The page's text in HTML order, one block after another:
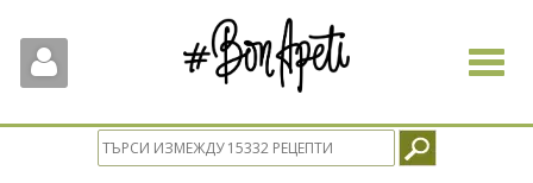
Toggle